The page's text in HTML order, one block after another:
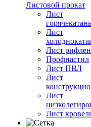
Листовой прокат
Лист
Лист
Лист
Профнастил
Лист ПВЛ
Лист
Лист
Лист